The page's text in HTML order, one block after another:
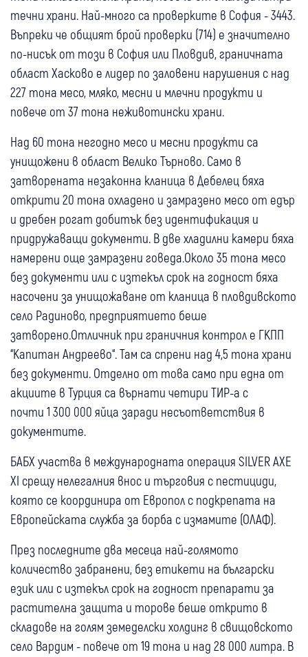
течни храни. Най-много са проверките в София - 3443.
Въпреки че общият брой проверки (714) е значително
по-нисък от този в София или Пловдив, граничната
област Хасково е лидер по заловени нарушения с над
227 тона месо, мляко, месни и млечни продукти и
повече от 37 тона неживотински храни.
Над 60 тона негодно месо и месни продукти са
унищожени в област Велико Търново. Само в
затворената незаконна кланица в Дебелец бяха
открити 20 тона охладено и замразено месо от едър
и дребен рогат добитък без идентификация и
придружаващи документи. В две хладилни камери бяха
намерени още замразени говеда.Около 35 тона месо
без документи или с изтекъл срок на годност бяха
насочени за унищожаване от кланица в пловдивското
село Радиново, предприятието беше
затворено.Отличник при граничния контрол е ГКПП
“Капитан Андреево“. Там са спрени над 4,5 тона храни
без документи. Отделно от това само при една от
акциите в Турция са върнати четири ТИР-а с
почти 1 300 000 яйца заради несъответствия в
документите.
БАБХ участва в международната операция SILVER AXE
XI срещу нелегалния внос и търговия с пестициди,
която се координира от Европол с подкрепата на
Европейската служба за борба с измамите (ОЛАФ).
През последните два месеца най-голямото
количество забранени, без етикети на български
език или с изтекъл срок на годност препарати за
растителна защита и торове беше открито в
складове на голям земеделски холдинг в свищовското
село Вардим - повече от 19 тона и над 28 000 литра. В